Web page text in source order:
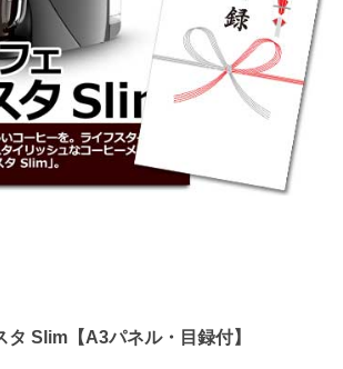
タ Slim【A3パネル・目録付】